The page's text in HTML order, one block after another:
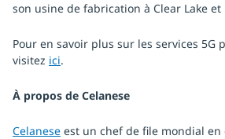
son usine de fabrication à Clear Lake et
Pour en savoir plus sur les services 5G
visitez ici.
À propos de Celanese
Celanese est un chef de file mondial